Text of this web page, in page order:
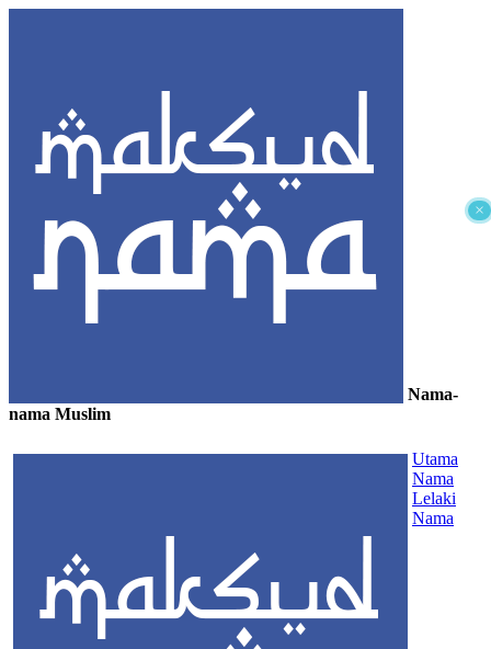
×
Nama-
nama Muslim
Utama
Nama
Lelaki
Nama